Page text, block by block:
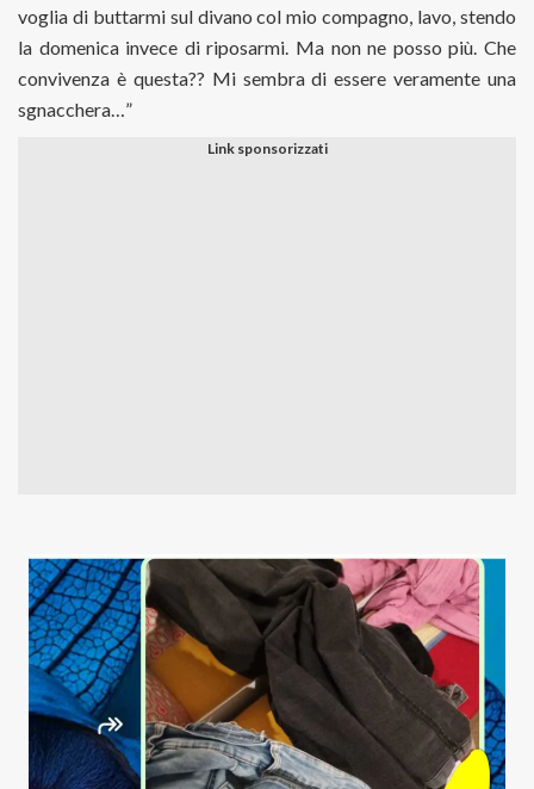
voglia di buttarmi sul divano col mio compagno, lavo, stendo
la domenica invece di riposarmi. Ma non ne posso più. Che
convivenza è questa?? Mi sembra di essere veramente una
sgnacchera…”